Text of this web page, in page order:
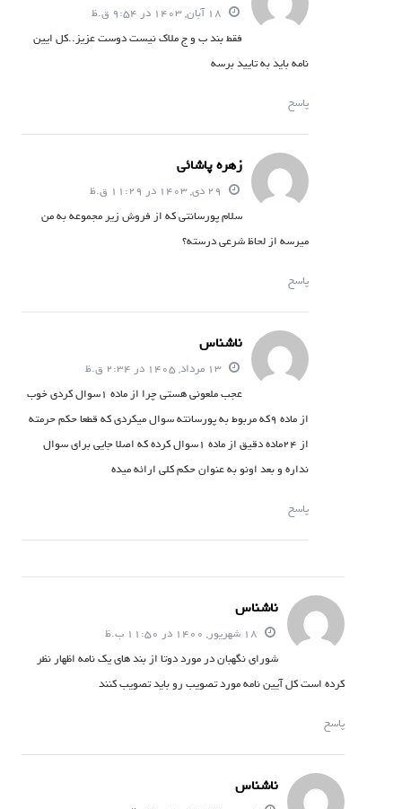
فقط بند ب و ج ملاک نیست دوست عزیز..کل ایین
نامه باید به تایید برسه
پاسخ
زهره پاشائی
سلام پورسانتی که از فروش زیر مجموعه به من
میرسه از لحاظ شرعی درسته؟
پاسخ
ناشناس
13 مرداد, 1405 در 2:34 ق.ظ
عجب ملعونی هستی چرا از ماده 1سوال کردی خوب
از ماده 9که مربوط به پورسانته سوال میکردی که قطعا حکم حرمته
از 24ماده دقیق از ماده 1سوال کرده که اصلا جایی برای سوال
نداره و بعد اونو به عنوان حکم کلی ارائه میده
پاسخ
ناشناس
شورای نگهبان در مورد دوتا از بند های یک نامه اظهار نظر
کرده است کل آیین نامه مورد تصویب رو باید تصویب کنند
پاسخ
ناشناس